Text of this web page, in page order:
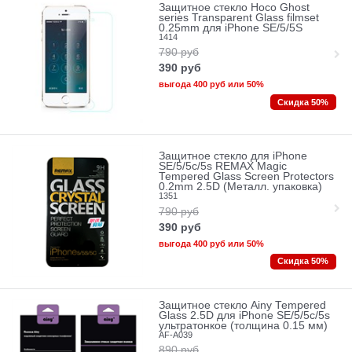
Защитное стекло Hoco Ghost
series Transparent Glass filmset
0.25mm для iPhone SE/5/5S
1414
790 руб
390 руб
выгода 400 рубили 50%
Скидка 50%
Защитное стекло для iPhone
SE/5/5c/5s REMAX Magic
Tempered Glass Screen Protectors
0.2mm 2.5D (Металл. упаковка)
1351
790 руб
390 руб
выгода 400 рубили 50%
Скидка 50%
Защитное стекло Ainy Tempered
Glass 2.5D для iPhone SE/5/5c/5s
ультратонкое (толщина 0.15 мм)
AF-A039